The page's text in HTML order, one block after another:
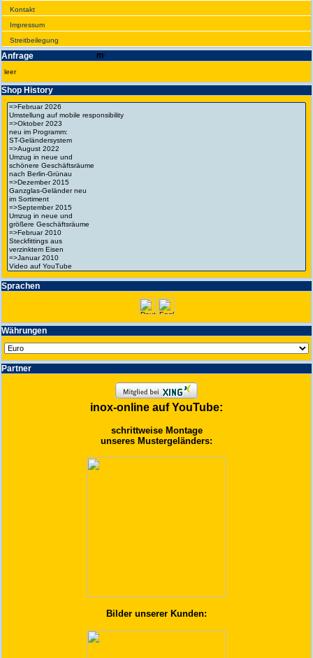
Kontakt
Impres­sum
Streit­bei­legung
Anfrage
leer
Shop History
Spra­chen
Wäh­run­gen
Partner
inox-online auf YouTube:
schrittweise Montage
unseres Mustergeländers:
Bilder unserer Kunden: